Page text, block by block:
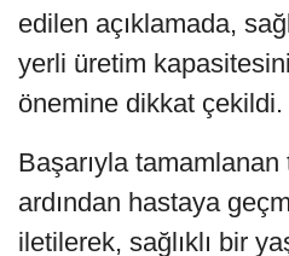
edilen açıklamada,
yerli üretim
önemine dikkat çekildi.
Başarıyla
ardından hastaya
iletilerek, sağlıklı bir